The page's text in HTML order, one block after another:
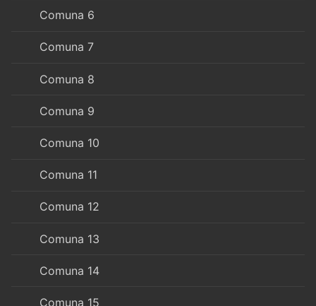
Comuna 6
Comuna 7
Comuna 8
Comuna 9
Comuna 10
Comuna 11
Comuna 12
Comuna 13
Comuna 14
Comuna 15